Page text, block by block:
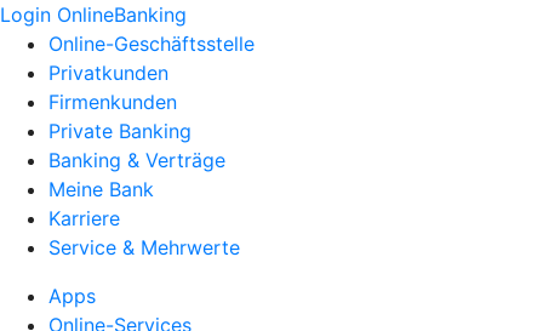
Login OnlineBanking
Online-Geschäftsstelle
Privatkunden
Firmenkunden
Private Banking
Banking & Verträge
Meine Bank
Karriere
Service & Mehrwerte
Apps
Online-Services